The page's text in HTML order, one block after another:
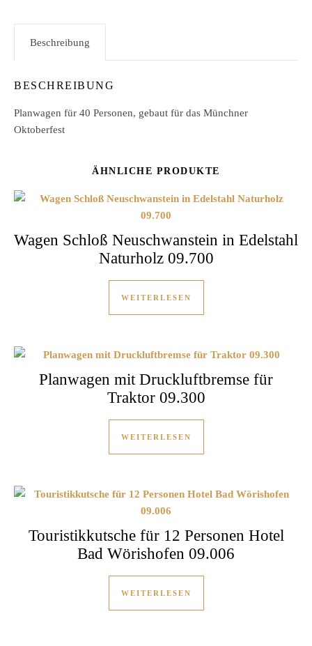
Beschreibung
BESCHREIBUNG
Planwagen für 40 Personen, gebaut für das Münchner
Oktoberfest
ÄHNLICHE PRODUKTE
Wagen Schloß Neuschwanstein in Edelstahl
Naturholz 09.700
WEITERLESEN
Planwagen mit Druckluftbremse für
Traktor 09.300
WEITERLESEN
Touristikkutsche für 12 Personen Hotel
Bad Wörishofen 09.006
WEITERLESEN